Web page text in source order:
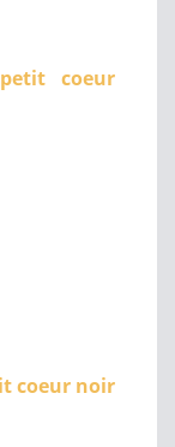
coeur
coeur noir